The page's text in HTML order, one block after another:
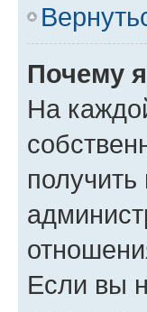
Почему
На
Если вы